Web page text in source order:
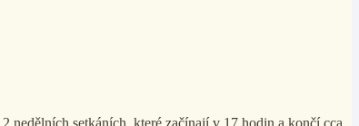
nedělních setkáních, které začínají v 17 hodin a končí cca